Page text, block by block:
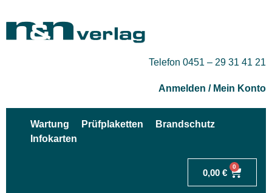
Telefon 0451 – 29 31 41 21
Anmelden / Mein Konto
Wartung Prüfplaketten
Brandschutz
Infokarten
0,00 €
0